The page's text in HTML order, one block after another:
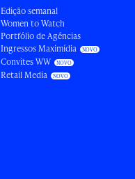
Edição semanal
Women to Watch
Portfólio de Agências
Ingressos Maximídia
Convites WW
Retail Media